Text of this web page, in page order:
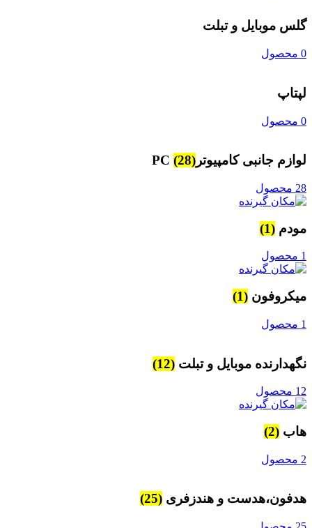
گلس موبایل و تبلت
0 محصول
لپتاپ
0 محصول
لوازم جانبی کامپیوترPC (28)
28 محصول
مودم (1)
1 محصول
میکروفون (1)
1 محصول
نگهدارنده موبایل و تبلت (12)
12 محصول
هاب (2)
2 محصول
هدفون،هدست و هندزفری (25)